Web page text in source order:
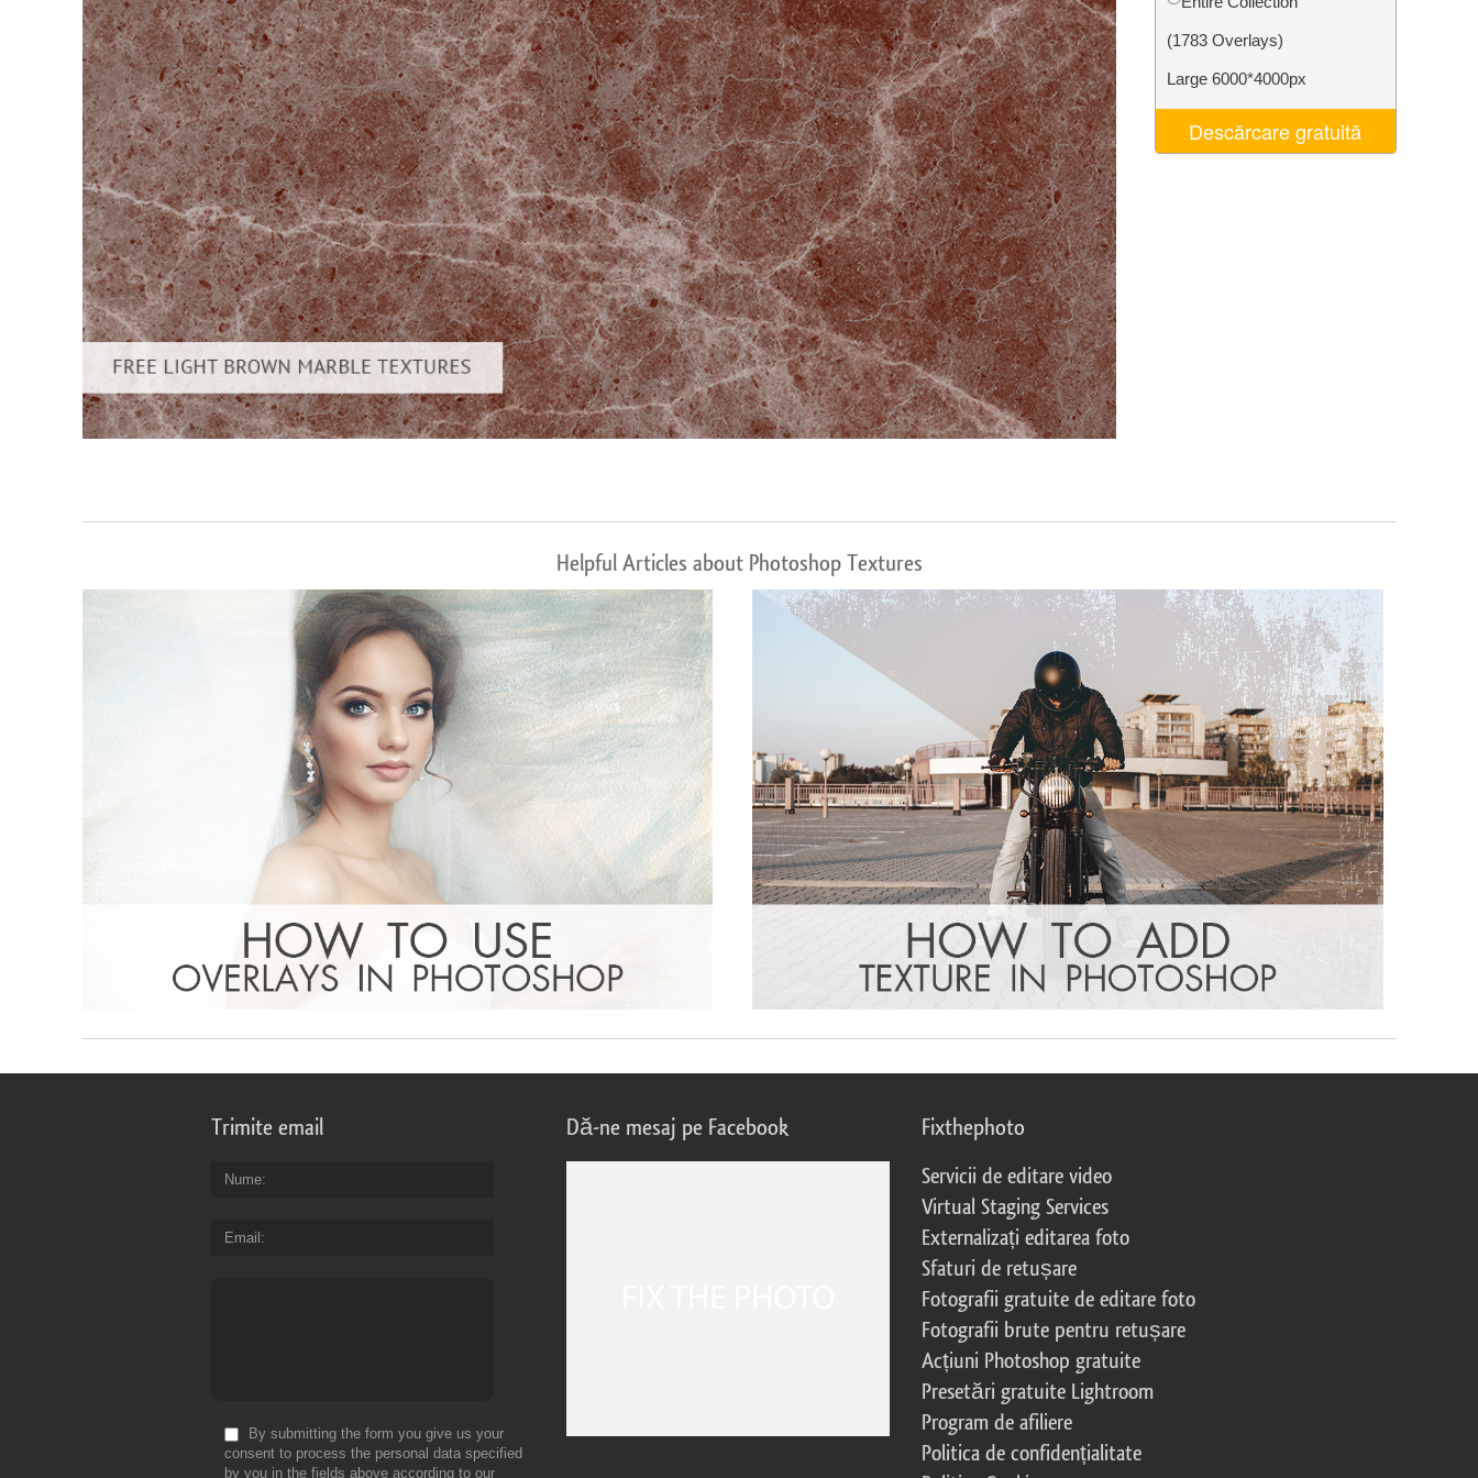
Retusarea produsului Servicii Bijuterii Retușând Servicii Date de Antrenament AI Video Editing Services
(1783 Overlays)
Large 6000*4000px
Descărcare gratuită
Helpful Articles about Photoshop Textures
Trimite email
Nume
Email
By submitting the form you give us your
consent to process the personal data specified
by you in the fields above according to our
Dă-ne mesaj pe Facebook Fixthephoto
Servicii de editare video
Virtual Staging Services
Externalizați editarea foto
Sfaturi de retușare
Fotografii gratuite de editare foto
Fotografii brute pentru retușare
Acțiuni Photoshop gratuite
Presetări gratuite Lightroom
Program de afiliere
Politica de confidențialitate